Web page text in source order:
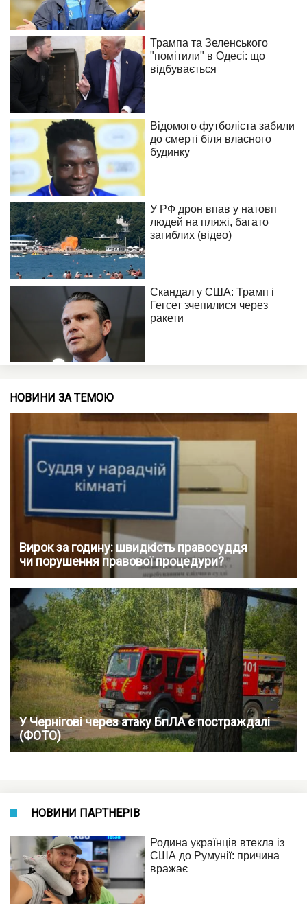
НОВИНИ ЗА ТЕМОЮ
Вирок за годину: швидкість правосуддя
чи порушення правової процедури?
У Чернігові через атаку БпЛА є постраждалі
(ФОТО)
НОВИНИ ПАРТНЕРІВ